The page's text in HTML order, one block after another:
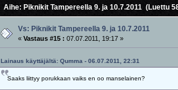
Aihe: Piknikit Tampereella 9. ja 10.7.2011 (Luettu
Vs: Piknikit Tampereella 9. ja 10.7.2011
«Vastaus #15 : 07.07.2011, 19:17 »
Lainaus käyttäjältä: Qumma - 06.07.2011, 22:31
Saaks liittyy porukkaan vaiks en oo manselainen?